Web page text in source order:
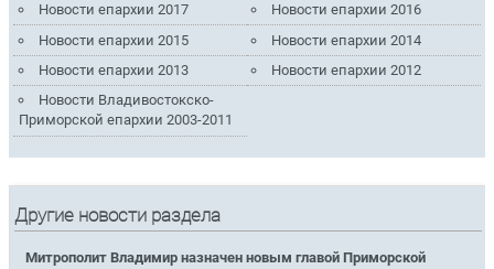
Новости епархии 2017
Новости епархии 2016
Новости епархии 2015
Новости епархии 2014
Новости епархии 2013
Новости епархии 2012
Новости Владивостокско-
Приморской епархии 2003-2011
Другие новости раздела
Митрополит Владимир назначен новым главой Приморской